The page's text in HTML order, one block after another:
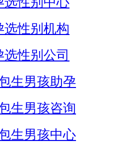
选性别机构
性别公司
生男孩助孕
生男孩咨询
生男孩中心